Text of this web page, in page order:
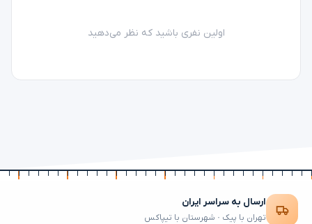
اولین نفری باشید که نظر می‌دهید
ارسال به سراسر ایران
تهران با پیک · شهرستان با تیپاکس